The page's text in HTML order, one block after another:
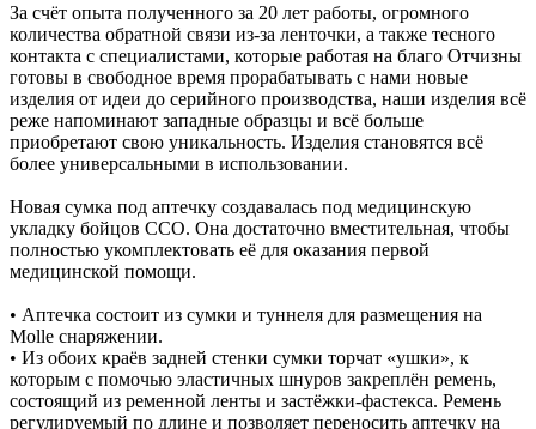
За счёт опыта полученного за 20 лет работы, огромного
количества обратной связи из-за ленточки, а также тесного
контакта с специалистами, которые работая на благо Отчизны
готовы в свободное время прорабатывать с нами новые
изделия от идеи до серийного производства, наши изделия всё
реже напоминают западные образцы и всё больше
приобретают свою уникальность. Изделия становятся всё
более универсальными в использовании.
Новая сумка под аптечку создавалась под медицинскую
укладку бойцов ССО. Она достаточно вместительная, чтобы
полностью укомплектовать её для оказания первой
медицинской помощи.
• Аптечка состоит из сумки и туннеля для размещения на
Molle снаряжении.
• Из обоих краёв задней стенки сумки торчат «ушки», к
которым с помочью эластичных шнуров закреплён ремень,
состоящий из ременной ленты и застёжки-фастекса. Ремень
регулируемый по длине и позволяет переносить аптечку на